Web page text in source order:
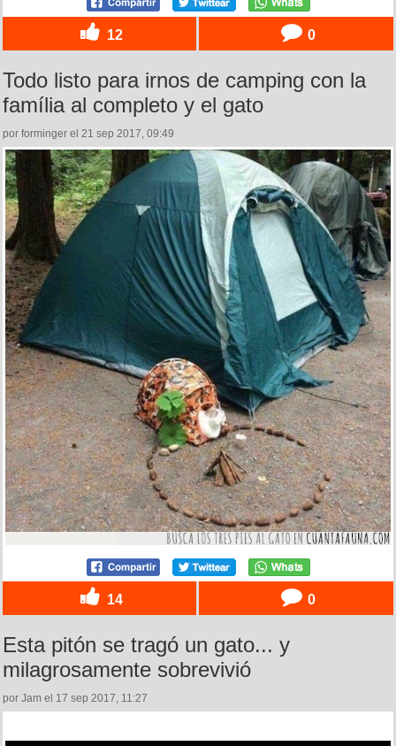
12 0
Todo listo para irnos de camping con la
família al completo y el gato
por forminger el 21 sep 2017, 09:49
14 0
Esta pitón se tragó un gato... y
milagrosamente sobrevivió
por Jam el 17 sep 2017, 11:27